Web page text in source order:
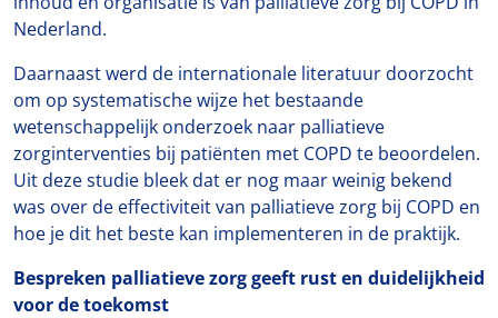
Nederland.
Daarnaast werd de internationale literatuur doorzocht
om op systematische wijze het bestaande
wetenschappelijk onderzoek naar palliatieve
zorginterventies bij patiënten met COPD te beoordelen.
Uit deze studie bleek dat er nog maar weinig bekend
was over de effectiviteit van palliatieve zorg bij COPD en
hoe je dit het beste kan implementeren in de praktijk.
Bespreken palliatieve zorggeeft rust en duidelijkheid
voor de toekomst